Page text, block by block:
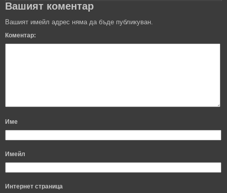
Вашият коментар
Вашият имейл адрес няма да бъде публикуван.
Коментар:
Име
Имейл
Интернет страница